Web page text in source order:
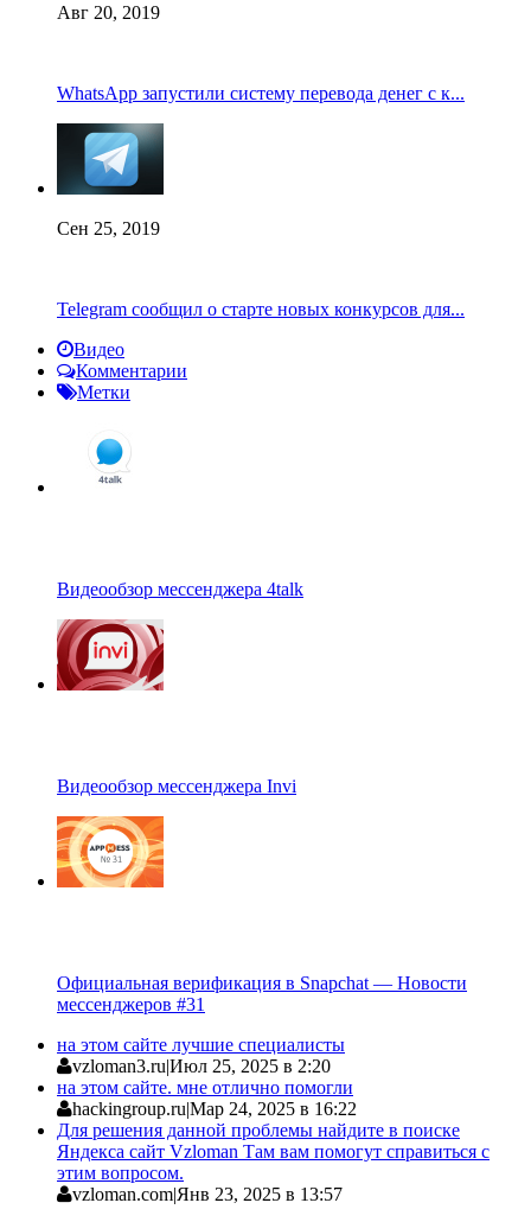
Авг 20, 2019
WhatsApp запустили систему перевода денег с к...
Сен 25, 2019
Telegram сообщил о старте новых конкурсов для...
Видео
Комментарии
Метки
Видеообзор мессенджера 4talk
Видеообзор мессенджера Invi
Официальная верификация в Snapchat — Новости
мессенджеров #31
на этом сайте лучшие специалисты
vzloman3.ru|Июл 25, 2025 в 2:20
на этом сайте. мне отлично помогли
hackingroup.ru|Мар 24, 2025 в 16:22
Для решения данной проблемы найдите в поиске
Яндекса сайт Vzloman Там вам помогут справиться с
этим вопросом.
vzloman.com|Янв 23, 2025 в 13:57